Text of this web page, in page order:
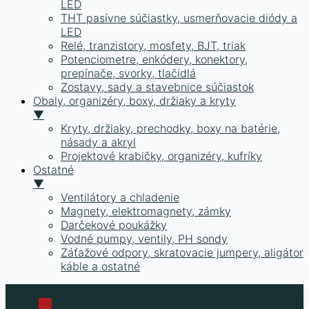
LED
THT pasívne súčiastky, usmerňovacie diódy a
LED
Relé, tranzistory, mosfety, BJT, triak
Potenciometre, enkódery, konektory,
prepínače, svorky, tlačidlá
Zostavy, sady a stavebnice súčiastok
Obaly, organizéry, boxy, držiaky a kryty
▼
Kryty, držiaky, prechodky, boxy na batérie,
násady a akryl
Projektové krabičky, organizéry, kufríky
Ostatné
▼
Ventilátory a chladenie
Magnety, elektromagnety, zámky
Darčekové poukážky
Vodné pumpy, ventily, PH sondy
Záťažové odpory, skratovacie jumpery, aligátor
káble a ostatné
...